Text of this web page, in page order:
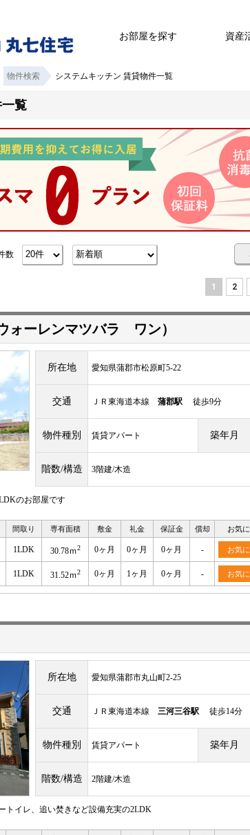
お部屋を探す 資産
物件検索 システムキッチン 賃貸物件一覧
覧
数
1 2
ーレンマツバラ ワン）
所在地 愛知県蒲郡市松原町5-22
交通 ＪＲ東海道本線 蒲郡駅 徒歩9分
物件種別 賃貸アパート 築年月
階数/構造 3階建/木造
のお部屋です
間取り 専有面積 敷金 礼金 保証金 償却 お気
1LDK 30.78ｍ2 0ヶ月 0ヶ月 0ヶ月 - お気
1LDK 31.52ｍ2 0ヶ月 1ヶ月 0ヶ月 - お気
所在地 愛知県蒲郡市丸山町2-25
交通 ＪＲ東海道本線 三河三谷駅 徒歩14分
物件種別 賃貸アパート 築年月
階数/構造 2階建/木造
トイレ、追い焚きなど設備充実の2LDK